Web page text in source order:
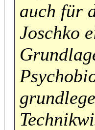
auch für
Joschko